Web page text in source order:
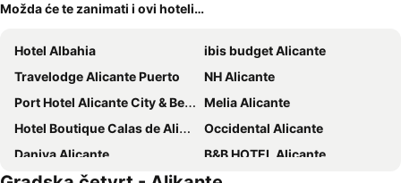
Možda će te zanimati i ovi hoteli…
Hotel Albahia
ibis budget Alicante
Travelodge Alicante Puerto
NH Alicante
Port Hotel Alicante City & Beach
Melia Alicante
Hotel Boutique Calas de Alicante
Occidental Alicante
Daniya Alicante
B&B HOTEL Alicante
B&B HOTEL Alicante Centro
AC Hotel Alicante